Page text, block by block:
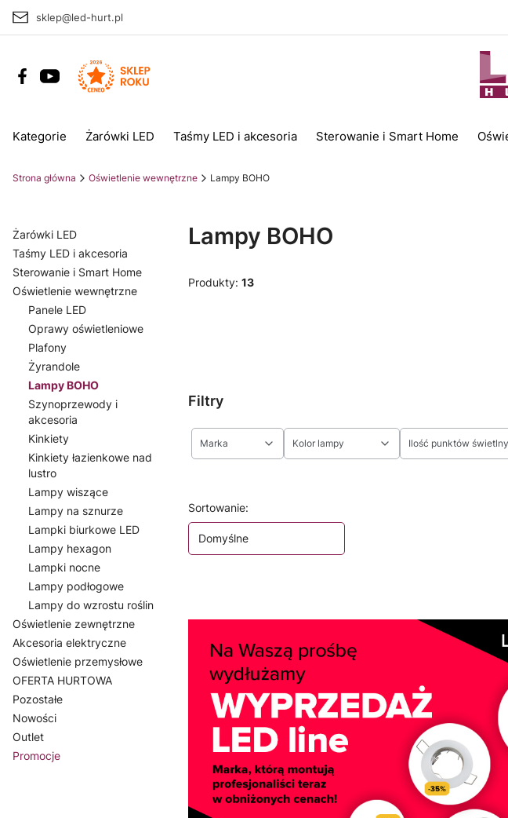
sklep@led-hurt.pl
Kategorie Żarówki LED Taśmy LED i akcesoria Sterowanie i Smart Home
Strona główna Oświetlenie wewnętrzne Lampy BOHO
Żarówki LED
Taśmy LED i akcesoria
Sterowanie i Smart Home
Oświetlenie wewnętrzne
Panele LED
Oprawy oświetleniowe
Plafony
Żyrandole
Lampy BOHO
Szynoprzewody i
akcesoria
Kinkiety
Kinkiety łazienkowe nad
lustro
Lampy wiszące
Lampy na sznurze
Lampki biurkowe LED
Lampy hexagon
Lampki nocne
Lampy podłogowe
Lampy do wzrostu roślin
Oświetlenie zewnętrzne
Akcesoria elektryczne
Oświetlenie przemysłowe
OFERTA HURTOWA
Pozostałe
Nowości
Outlet
Promocje
Lampy BOHO
Produkty: 13
Filtry
Marka Kolor lampy Ilość punktów
Lista produktów
Sortowanie:
Domyślne